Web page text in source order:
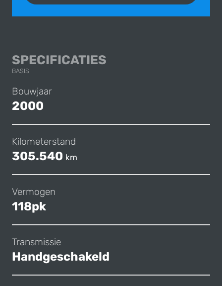
SPECIFICATIES
BASIS
Bouwjaar
2000
Kilometerstand
305.540 km
Vermogen
118pk
Transmissie
Handgeschakeld